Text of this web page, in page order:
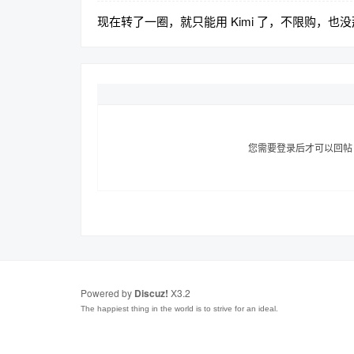
现在转了一圈，就只能用 Kimi 了，不限购，也
您需要登录后才可以回帖
Powered by Discuz! X3.2
The happiest thing in the world is to strive for an ideal.